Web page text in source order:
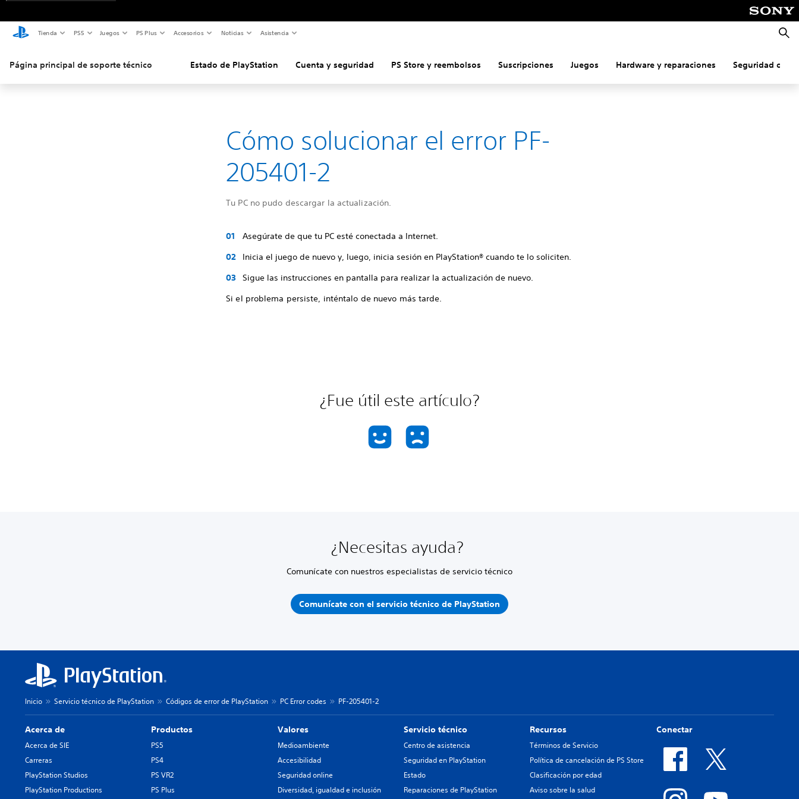
Tienda PS5 Juegos PS Plus Accesorios Noticias Asistencia
Página principal de soporte técnico Estado de PlayStation Cuenta y seguridad PS Store y reembolsos Suscripciones Juegos Hardware y reparaciones Seguridad
Cómo solucionar el error PF-
205401-2
Tu PC no pudo descargar la actualización.
Asegúrate de que tu PC esté conectada a Internet.
Inicia el juego de nuevo y, luego, inicia sesión en PlayStation® cuando te lo soliciten.
Sigue las instrucciones en pantalla para realizar la actualización de nuevo.
Si el problema persiste, inténtalo de nuevo más tarde.
¿Fue útil este artículo?
¿Necesitas ayuda?
Comunícate con nuestros especialistas de servicio técnico
Comunícate con el servicio técnico de PlayStation
Inicio Servicio técnico de PlayStation Códigos de error de PlayStation PC Error codes PF-205401-2
Acerca de
Acerca de SIE
Carreras
PlayStation Studios
PlayStation Productions
Productos
PS5
PS4
PS VR2
PS Plus
Valores
Medioambiente
Accesibilidad
Seguridad online
Diversidad, igualdad e inclusión
Servicio técnico
Centro de asistencia
Seguridad en PlayStation
Estado
Reparaciones de PlayStation
Recursos
Términos de Servicio
Política de cancelación de PS Store
Clasificación por edad
Aviso sobre la salud
Conectar